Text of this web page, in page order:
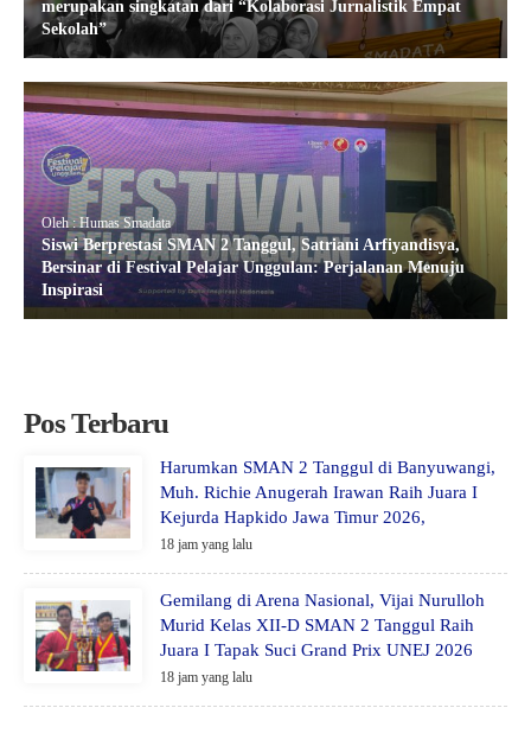
merupakan singkatan dari “Kolaborasi Jurnalistik Empat
Sekolah”
Oleh : Humas Smadata
Siswi Berprestasi SMAN 2 Tanggul, Satriani Arfiyandisya,
Bersinar di Festival Pelajar Unggulan: Perjalanan Menuju
Inspirasi
Pos Terbaru
Harumkan SMAN 2 Tanggul di Banyuwangi,
Muh. Richie Anugerah Irawan Raih Juara I
Kejurda Hapkido Jawa Timur 2026,
18 jam yang lalu
Gemilang di Arena Nasional, Vijai Nurulloh
Murid Kelas XII-D SMAN 2 Tanggul Raih
Juara I Tapak Suci Grand Prix UNEJ 2026
18 jam yang lalu